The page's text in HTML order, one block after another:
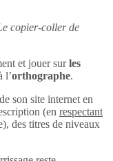
copier-coller de
et jouer surles
l’orthographe.
de son site internet en
(en respectant
des titres de niveaux